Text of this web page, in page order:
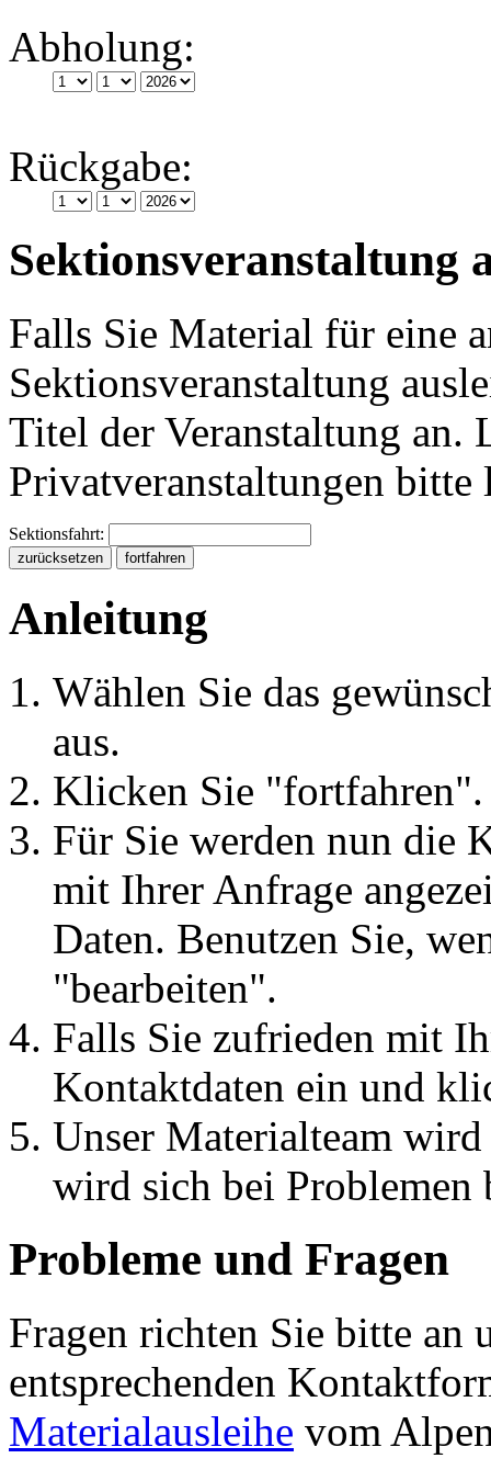
Abholung:
Rückgabe:
Sektionsveranstaltung
Falls Sie Material für eine
Sektionsveranstaltung
Titel der Veranstaltung an.
Privatveranstaltungen bitte
Sektionsfahrt:
Anleitung
Wählen Sie das
aus.
Klicken Sie "fortfahren".
Für Sie werden nun die
mit Ihrer Anfrage
Daten. Benutzen Sie,
"bearbeiten".
Falls Sie zufrieden mit
Kontaktdaten ein und
Unser Materialteam
wird sich bei Problemen
Probleme und Fragen
Fragen richten Sie bitte an
entsprechenden
Materialausleihe vom